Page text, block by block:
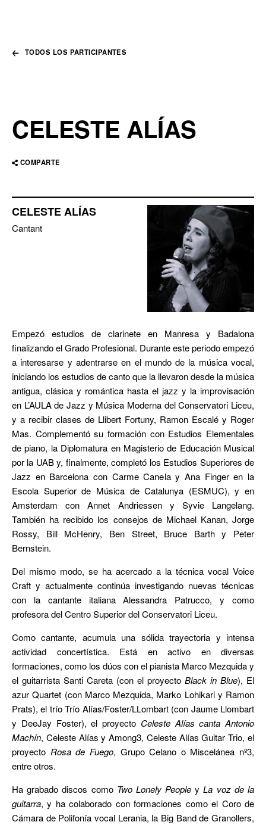
TODOS LOS PARTICIPANTES
CELESTE ALÍAS
COMPARTE
CELESTE ALÍAS
Cantant
Empezó estudios de clarinete en Manresa y Badalona
finalizando el Grado Profesional. Durante este periodo empezó
a interesarse y adentrarse en el mundo de la música vocal,
iniciando los estudios de canto que la llevaron desde la música
antigua, clásica y romántica hasta el jazz y la improvisación
en L’AULA de Jazz y Música Moderna del Conservatori Liceu,
y a recibir clases de Llibert Fortuny, Ramon Escalé y Roger
Mas. Complementó su formación con Estudios Elementales
de piano, la Diplomatura en Magisterio de Educación Musical
por la UAB y, finalmente, completó los Estudios Superiores de
Jazz en Barcelona con Carme Canela y Ana Finger en la
Escola Superior de Música de Catalunya (ESMUC), y en
Amsterdam con Annet Andriessen y Syvie Langelang.
También ha recibido los consejos de Michael Kanan, Jorge
Rossy, Bill McHenry, Ben Street, Bruce Barth y Peter
Bernstein.
Del mismo modo, se ha acercado a la técnica vocal Voice
Craft y actualmente continúa investigando nuevas técnicas
con la cantante italiana Alessandra Patrucco, y como
profesora del Centro Superior del Conservatori Liceu.
Como cantante, acumula una sólida trayectoria y intensa
actividad concertística. Está en activo en diversas
formaciones, como los dúos con el pianista Marco Mezquida y
el guitarrista Santi Careta (con el proyecto Black in Blue), El
azur Quartet (con Marco Mezquida, Marko Lohikari y Ramon
Prats), el trío Trío Alías/Foster/LLombart (con Jaume Llombart
y DeeJay Foster), el proyecto Celeste Alías canta Antonio
Machín, Celeste Alías y Among3, Celeste Alías Guitar Trio, el
proyecto Rosa de Fuego, Grupo Celano o Miscelánea nº3,
entre otros.
Ha grabado discos como Two Lonely People yLa voz de la
guitarra, y ha colaborado con formaciones como el Coro de
Cámara de Polifonía vocal Lerania, la Big Band de Granollers,